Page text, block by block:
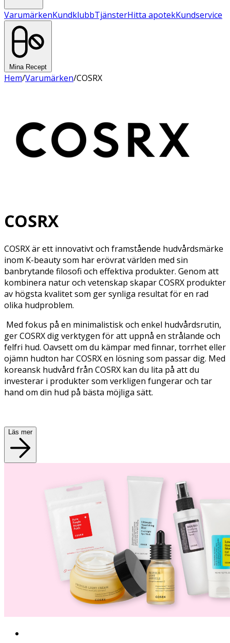
VarumärkenKundklubbTjänsterHitta apotekKundservice
Mina Recept
Hem/Varumärken/COSRX
COSRX
COSRX är ett innovativt och framstående hudvårdsmärke
inom K-beauty som har erövrat världen med sin
banbrytande filosofi och effektiva produkter. Genom att
kombinera natur och vetenskap skapar COSRX produkter
av högsta kvalitet som ger synliga resultat för en rad
olika hudproblem.
Med fokus på en minimalistisk och enkel hudvårdsrutin,
ger COSRX dig verktygen för att uppnå en strålande och
felfri hud. Oavsett om du kämpar med finnar, torrhet eller
ojämn hudton har COSRX en lösning som passar dig. Med
koreansk hudvård från COSRX kan du lita på att du
investerar i produkter som verkligen fungerar och tar
hand om din hud på bästa möjliga sätt.
Läs mer